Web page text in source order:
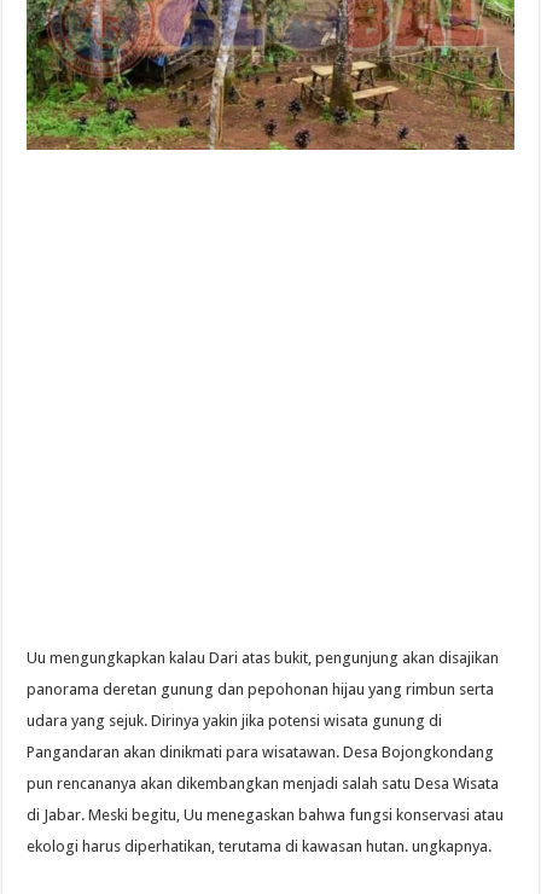
Uu mengungkapkan kalau Dari atas bukit, pengunjung akan disajikan
panorama deretan gunung dan pepohonan hijau yang rimbun serta
udara yang sejuk. Dirinya yakin jika potensi wisata gunung di
Pangandaran akan dinikmati para wisatawan. Desa Bojongkondang
pun rencananya akan dikembangkan menjadi salah satu Desa Wisata
di Jabar. Meski begitu, Uu menegaskan bahwa fungsi konservasi atau
ekologi harus diperhatikan, terutama di kawasan hutan. ungkapnya.